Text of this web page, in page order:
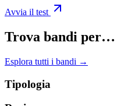
Avvia il test
Trova bandi per…
Esplora tutti i bandi →
Tipologia